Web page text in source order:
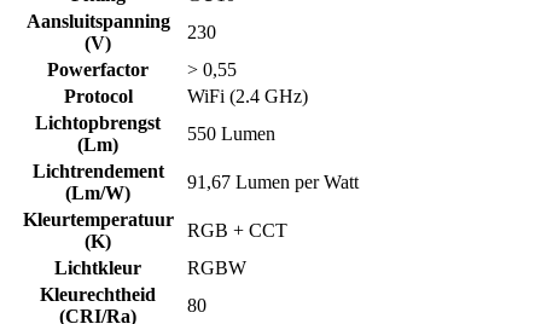
Aansluitspanning
(V)
230
Powerfactor
> 0,55
Protocol
WiFi (2.4 GHz)
Lichtopbrengst
(Lm)
550 Lumen
Lichtrendement
(Lm/W)
91,67 Lumen per Watt
Kleurtemperatuur
(K)
RGB + CCT
Lichtkleur
RGBW
Kleurechtheid
(CRI/Ra)
80